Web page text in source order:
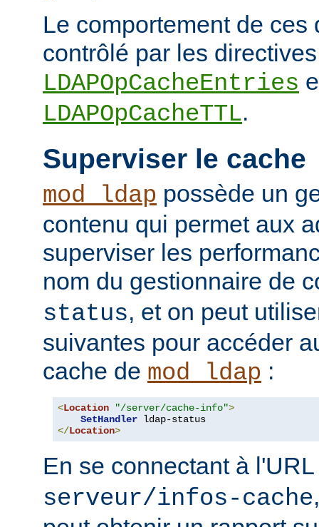
Le comportement de ces
contrôlé par les directives
LDAPOpCacheEntries
LDAPOpCacheTTL.
Superviser le cache
mod_ldap possède un
contenu qui permet aux
superviser les
nom du gestionnaire de
status, et on peut
suivantes pour accéder
cache de mod_ldap :
<Location "/server/cache-info">
SetHandler
</Location>
En se connectant à
serveur/infos-cache